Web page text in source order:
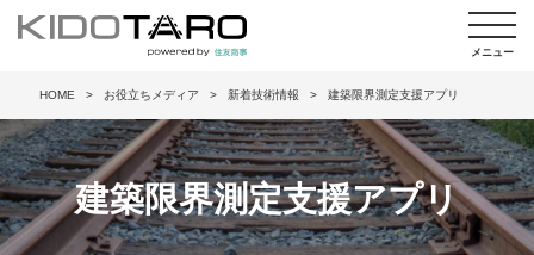
HOME お役立ちメディア 新着技術情報 建築限界測定支援アプリ
建築限界測定支援アプリ